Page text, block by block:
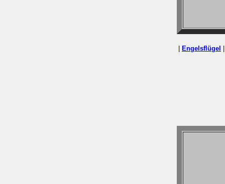
Engelsflügel